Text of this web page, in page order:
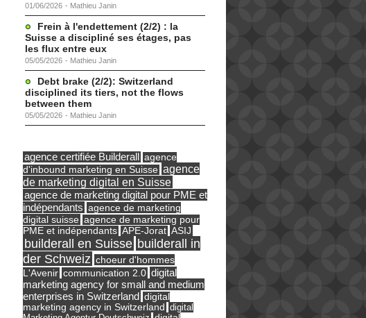
01/06/2026 - Mathieu Janin
Frein à l'endettement (2/2) : la
Suisse a discipliné ses étages, pas
les flux entre eux
05/05/2026 - Mathieu Janin
Debt brake (2/2): Switzerland
disciplined its tiers, not the flows
between them
05/05/2026 - Mathieu Janin
agence certifiée Builderall
agence
d'inbound marketing en Suisse agence
de marketing digital en Suisse
agence de marketing digital pour PME et
indépendants agence de marketing
digital suisse agence de marketing pour
PME et indépendants APE-Jorat ASIJ
builderall en Suisse builderall in
der Schweiz choeur d'hommes
L'Avenir communication 2.0 digital
marketing agency for small and medium
enterprises in Switzerland digital
marketing agency in Switzerland digital